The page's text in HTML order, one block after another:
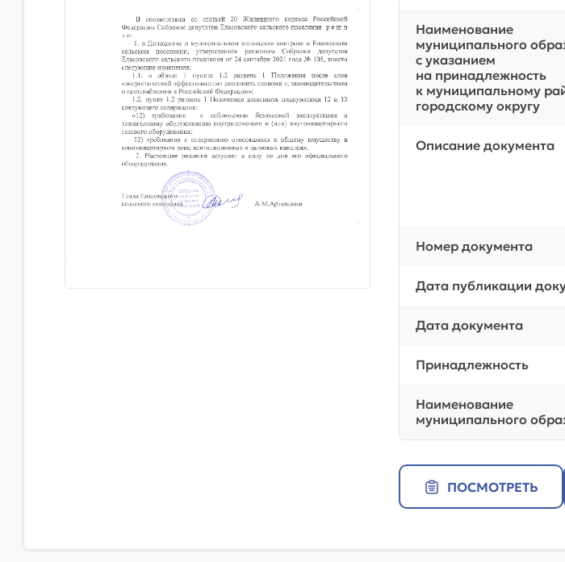
Наименование
муниципального
с указанием
на принадлежность
к муниципальному
городскому округу
Описание документа
Номер документа
Дата публикации
Дата документа
Принадлежность
Наименование
муниципального
ПОСМОТРЕТЬ